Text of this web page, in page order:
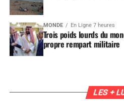
MONDE En Ligne 7 heures
Trois poids lourds du
propre rempart militaire
LES +